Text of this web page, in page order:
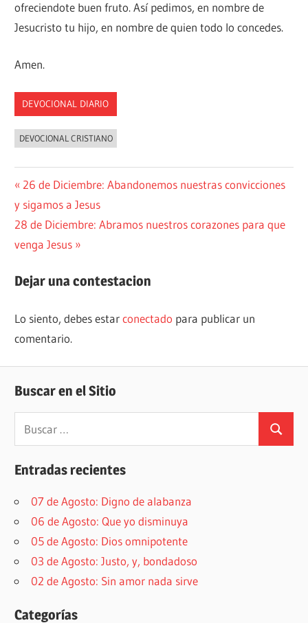
ofreciendote buen fruto. Así pedimos, en nombre de
Jesucristo tu hijo, en nombre de quien todo lo concedes.
Amen.
DEVOCIONAL DIARIO
DEVOCIONAL CRISTIANO
Navegación
de
entradas
Entrada
anterior:
26 de Diciembre: Abandonemos nuestras convicciones
y sigamos a Jesus
Siguiente
entrada:
28 de Diciembre: Abramos nuestros corazones para que
venga Jesus
Dejar una contestacion
Lo siento, debes estarconectado para publicar un
comentario.
Buscar en el Sitio
Buscar:
Buscar
Entradas recientes
07 de Agosto: Digno de alabanza
06 de Agosto: Que yo disminuya
05 de Agosto: Dios omnipotente
03 de Agosto: Justo, y, bondadoso
02 de Agosto: Sin amor nada sirve
Categorías